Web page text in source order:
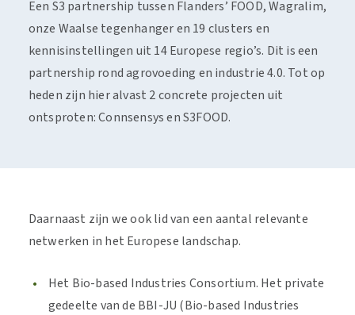
Een S3 partnership tussen Flanders’ FOOD, Wagralim,
onze Waalse tegenhanger en 19 clusters en
kennisinstellingen uit 14 Europese regio’s. Dit is een
partnership rond agrovoeding en industrie 4.0. Tot op
heden zijn hier alvast 2 concrete projecten uit
ontsproten: Connsensys en S3FOOD.
Daarnaast zijn we ook lid van een aantal relevante
netwerken in het Europese landschap.
Het Bio-based Industries Consortium. Het private
gedeelte van de BBI-JU (Bio-based Industries